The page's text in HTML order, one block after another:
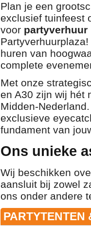
Plan je een
exclusief tuinfeest
voor partyverhuur
huren van
complete
Met onze
en A30 zijn wij hét
Midden-
exclusieve
fundament van
Ons unieke
Wij beschikken
aansluit bij zowel
ons onder andere
PARTYTENTEN